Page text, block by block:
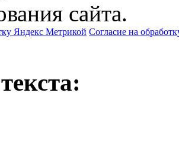
сайта.
Яндекс Метрикой Согласие на